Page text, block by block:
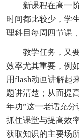
新课程在高一阶
时间都比较少，学
理科目每周四节课
教学任务，又要
效率尤其重要，例
用flash动画讲解起
题讲清楚；从而提
年功”这一老话充
抓住课堂与提高效
获取知识的主要场